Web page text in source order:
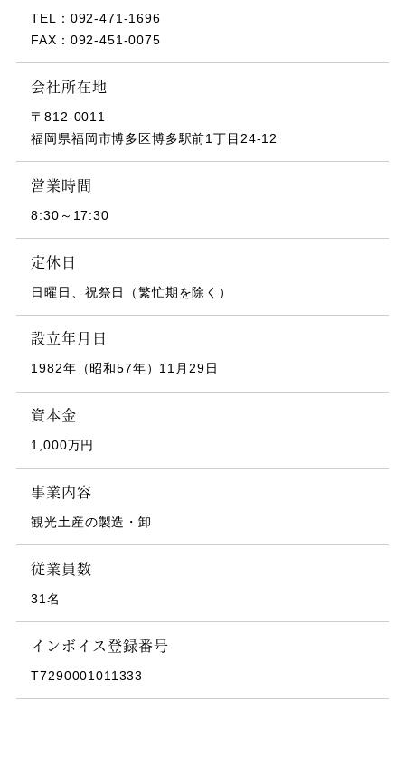
TEL： 092-471-1696
FAX： 092-451-0075
会社所在地
〒812-0011
福岡県福岡市博多区博多駅前1丁目24-12
営業時間
8:30～17:30
定休日
日曜日、祝祭日（繁忙期を除く）
設立年月日
1982年（昭和57年）11月29日
資本金
1,000万円
事業内容
観光土産の製造・卸
従業員数
31名
インボイス登録番号
T7290001011333